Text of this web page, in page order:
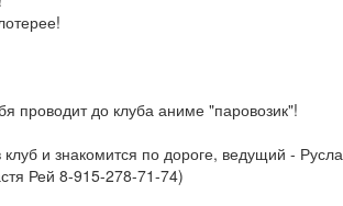
проводит до клуба аниме "паровозик"!
и знакомится по дороге, ведущий -
Рей 8-915-278-71-74)